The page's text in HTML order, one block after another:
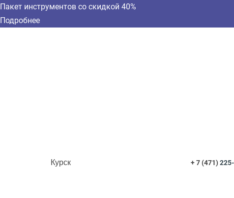
Пакет инструментов со скидкой 40%
Подробнее
Курск + 7 (471)